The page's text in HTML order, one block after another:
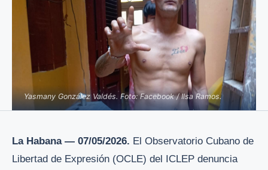
Yasmany González Valdés. Foto: Facebook / Ilsa Ramos.
La Habana — 07/05/2026. El Observatorio Cubano de
Libertad de Expresión (OCLE) del ICLEP denuncia